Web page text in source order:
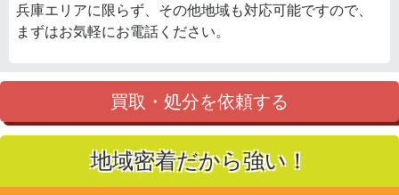
兵庫エリアに限らず、その他地域も対応可能ですので、
まずはお気軽にお電話ください。
買取・処分を依頼する
地域密着だから強い！